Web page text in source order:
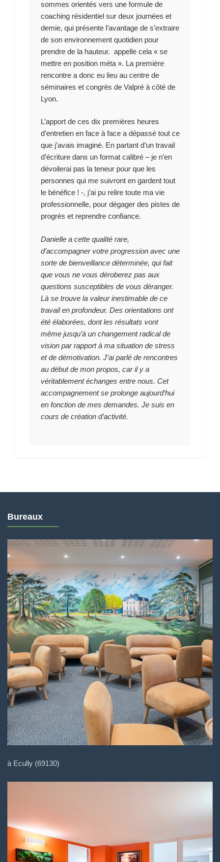
sommes orientés vers une formule de
coaching résidentiel sur deux journées et
demie, qui présente l’avantage de s’extraire
de son environnement quotidien pour
prendre de la hauteur. appelle cela « se
mettre en position méta ». La première
rencontre a donc eu lieu au centre de
séminaires et congrès de Valpré à côté de
Lyon.
L’apport de ces dix premières heures
d’entretien en face à face a dépassé tout ce
que j’avais imaginé. En partant d’un travail
d’écriture dans un format calibré – je n’en
dévoilerai pas la teneur pour que les
personnes qui me suivront en gardent tout
le bénéfice ! -, j’ai pu relire toute ma vie
professionnelle, pour dégager des pistes de
progrès et reprendre confiance.
Danielle a cette qualité rare,
d’accompagner votre progression avec une
sorte de bienveillance déterminée, qui fait
que vous ne vous déroberez pas aux
questions susceptibles de vous déranger.
Là se trouve la valeur inestimable de ce
travail en profondeur. Des orientations ont
été élaborées, dont les résultats vont
même jusqu’à un changement radical de
vision par rapport à ma situation de stress
et de démotivation. J’ai parlé de rencontres
au début de mon propos, car il y a
véritablement échanges entre nous. Cet
accompagnement se prolonge aujourd’hui
en fonction de mes demandes. Je suis en
cours de création d’activité.
Bureaux
à Ecully (69130)